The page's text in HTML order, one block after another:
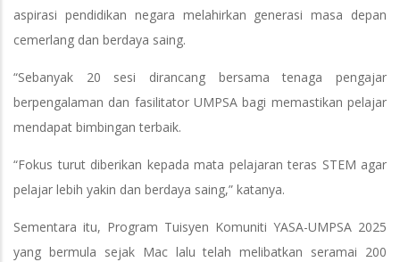
aspirasi pendidikan negara melahirkan generasi masa depan
cemerlang dan berdaya saing.
“Sebanyak 20 sesi dirancang bersama tenaga pengajar
berpengalaman dan fasilitator UMPSA bagi memastikan pelajar
mendapat bimbingan terbaik.
“Fokus turut diberikan kepada mata pelajaran teras STEM agar
pelajar lebih yakin dan berdaya saing,” katanya.
Sementara itu, Program Tuisyen Komuniti YASA-UMPSA 2025
yang bermula sejak Mac lalu telah melibatkan seramai 200